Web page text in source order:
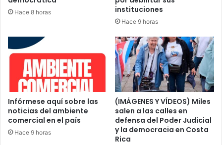
Hace 8 horas
instituciones
Hace 9 horas
Infórmese aquí sobre las
noticias del ambiente
comercial en el país
Hace 9 horas
(IMÁGENES Y VÍDEOS) Miles
salen a las calles en
defensa del Poder Judicial
y la democracia en Costa
Rica